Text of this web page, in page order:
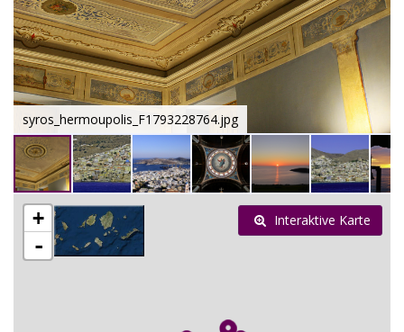
CN
syros_hermoupolis_F1793228764.jpg
+
-
Interaktive Karte